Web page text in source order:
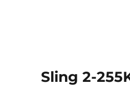
Sling 2-